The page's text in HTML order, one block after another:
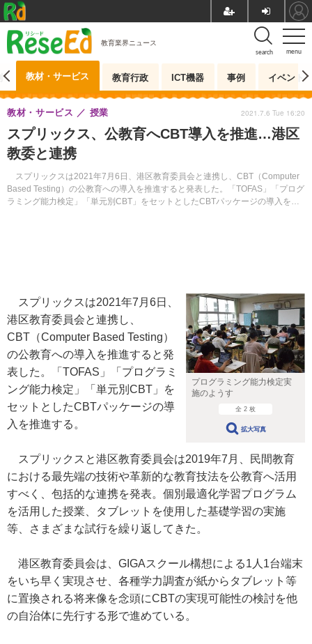
menu
search
教育業界ニュース
教材・サービス 教育行政 ICT機器 事例 イベント
スプリックス、公教育へCBT導入を推進…港区
教委と連携
スプリックスは2021年7月6日、港区教育委員会と連携し、CBT（Computer
Based Testing）の公教育への導入を推進すると発表した。「TOFAS」「プログ
ラミング能力検定」「単元別CBT」をセットとしたCBTパッケージの導入を推
教材・サービス 授業 2021.7.6 Tue 16:20
プログラミング能力検定実
施のようす
全 2 枚
拡大写真
スプリックスは2021年7月6日、
港区教育委員会と連携し、
CBT（Computer Based Testing）
の公教育への導入を推進すると発
表した。「TOFAS」「プログラミ
ング能力検定」「単元別CBT」を
セットとしたCBTパッケージの導
入を推進する。
スプリックスと港区教育委員会は2019年7月、民間教育
における最先端の技術や革新的な教育技法を公教育へ活用
すべく、包括的な連携を発表。個別最適化学習プログラム
を活用した授業、タブレットを使用した基礎学習の実施
等、さまざまな試行を繰り返してきた。
港区教育委員会は、GIGAスクール構想による1人1台端末
をいち早く実現させ、各種学力調査が紙からタブレット等
に置換される将来像を念頭にCBTの実現可能性の検討を他
の自治体に先行する形で進めている。